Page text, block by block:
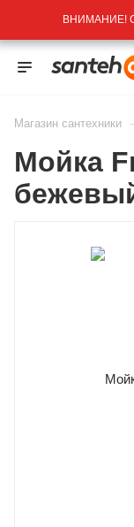
ВНИМАНИЕ!
Магазин сантехники
Мойка